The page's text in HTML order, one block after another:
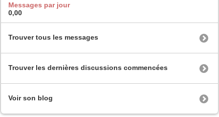
Messages par jour
0,00
Trouver tous les messages
Trouver les dernières discussions commencées
Voir son blog